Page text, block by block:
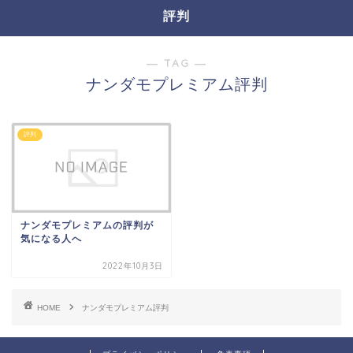
評判
― TAG ―
ナンダモプレミアム評判
評判
ナンダモプレミアムの評判が
気になる人へ
2022年10月3日
HOME ナンダモプレミアム評判